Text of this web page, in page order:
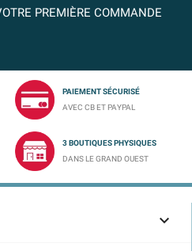
PREMIÈRE COMMANDE
PAIEMENT SÉCURISÉ
AVEC CB ET PAYPAL
3 BOUTIQUES PHYSIQUES
DANS LE GRAND OUEST
